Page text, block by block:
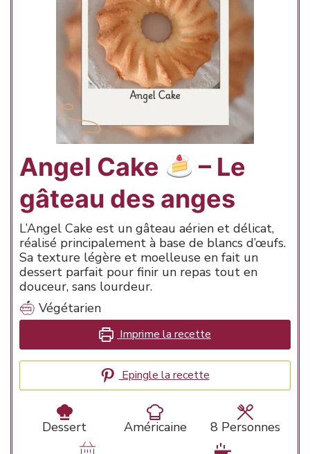
Angel Cake
– Le
gâteau des anges
L’Angel Cake est un gâteau aérien et délicat,
réalisé principalement à base de blancs d’œufs.
Sa texture légère et moelleuse en fait un
dessert parfait pour finir un repas tout en
douceur, sans lourdeur.
Végétarien
Imprime la recette
Epingle la recette
Dessert Américaine 8 Personnes